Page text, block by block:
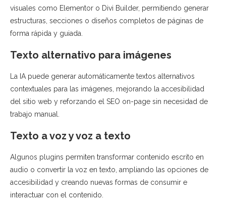
visuales como Elementor o Divi Builder, permitiendo generar
estructuras, secciones o diseños completos de páginas de
forma rápida y guiada.
Texto alternativo para imágenes
La IA puede generar automáticamente textos alternativos
contextuales para las imágenes, mejorando la accesibilidad
del sitio web y reforzando el SEO on-page sin necesidad de
trabajo manual.
Texto a voz y voz a texto
Algunos plugins permiten transformar contenido escrito en
audio o convertir la voz en texto, ampliando las opciones de
accesibilidad y creando nuevas formas de consumir e
interactuar con el contenido.